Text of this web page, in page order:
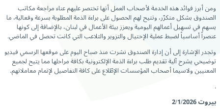
ومن أبرز فوائد هذه الخدمة لأصحاب العمل أنها تختصر عليهم عناء مراجعة مكاتب
الصندوق بشكل متكرّر، وتتيح لهم الحصول على براءة الذمة المطلوبة بسرعة وفعالية، ما
يسهم في تسهيل أعمالهم اليومية ويعزز بيئة الأعمال في لبنان، بالإضافة إلى كونها
عنصراً أساسياً لضبط عملية الإحتيال والتزوير والتلاعب التي كانت تحصل في الماضي.
وتجدر الإشارة إلى أن إدارة الصندوق نشرت منذ صباح اليوم على موقعها الرسمي فيديو
توضيحي يشرح آلية تقديم طلب براءة الذمة الإلكترونية بكافة مراحلها مما يتيح لجميع
المعنيين ولاسيما أصحاب المؤسسات الإطّلاع على كافة التفاصيل لإتمام معاملاتهم.
.
بيروت 2/1/2026